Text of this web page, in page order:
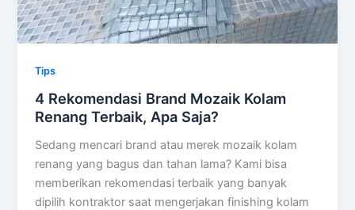
Tips
4 Rekomendasi Brand Mozaik Kolam
Renang Terbaik, Apa Saja?
Sedang mencari brand atau merek mozaik kolam
renang yang bagus dan tahan lama? Kami bisa
memberikan rekomendasi terbaik yang banyak
dipilih kontraktor saat mengerjakan finishing kolam